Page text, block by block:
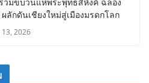
ลักดันเชียงใหม่สู่เมืองมรดกโลก
2026